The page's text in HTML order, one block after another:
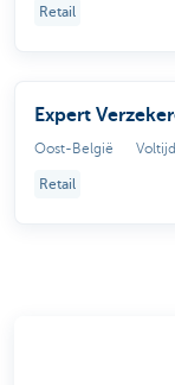
Retail
Expert
Oost-België
Retail